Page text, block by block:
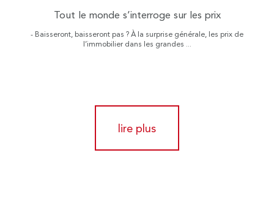
Tout le monde s’interroge sur les prix
- Baisseront, baisseront pas ? À la surprise générale, les prix de
l’immobilier dans les grandes ...
lire plus